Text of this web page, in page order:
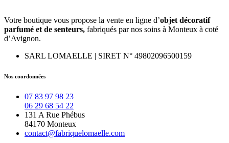
Votre boutique vous propose la vente en ligne d’objet décoratif
parfumé et de senteurs, fabriqués par nos soins à Monteux à coté
d’Avignon.
SARL LOMAELLE | SIRET N° 49802096500159
Nos coordonnées
07 83 97 98 23
06 29 68 54 22
131 A Rue Phébus
84170 Monteux
contact@fabriquelomaelle.com